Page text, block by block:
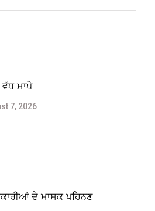
ਮਾਪੇ
7, 2026
ਦੇ ਮਾਸਕ ਪਹਿਨਣ